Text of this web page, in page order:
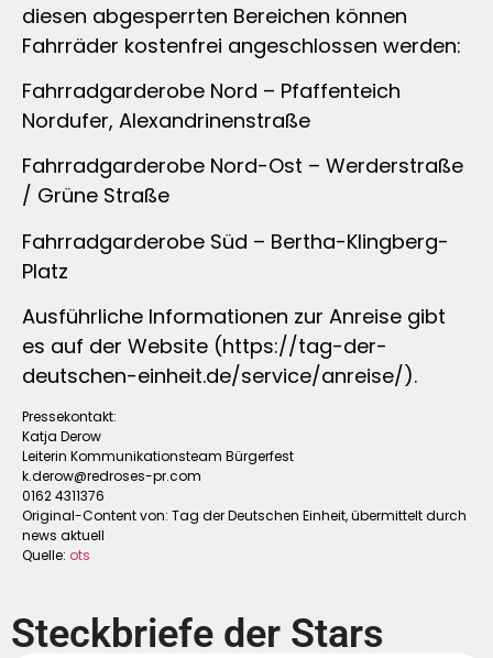
diesen abgesperrten Bereichen können
Fahrräder kostenfrei angeschlossen werden:
Fahrradgarderobe Nord – Pfaffenteich
Nordufer, Alexandrinenstraße
Fahrradgarderobe Nord-Ost – Werderstraße
/ Grüne Straße
Fahrradgarderobe Süd – Bertha-Klingberg-
Platz
Ausführliche Informationen zur Anreise gibt
es auf der Website (https://tag-der-
deutschen-einheit.de/service/anreise/).
Pressekontakt:
Katja Derow
Leiterin Kommunikationsteam Bürgerfest
k.derow@redroses-pr.com
0162 4311376
Original-Content von: Tag der Deutschen Einheit, übermittelt durch
news aktuell
Quelle: ots
Steckbriefe der Stars